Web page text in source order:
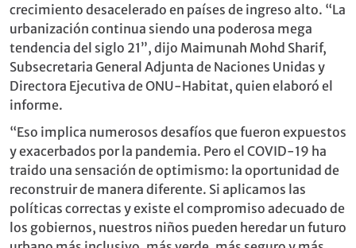
crecimiento desacelerado en países de ingreso alto. “La
urbanización continua siendo una poderosa mega
tendencia del siglo 21”, dijo Maimunah Mohd Sharif,
Subsecretaria General Adjunta de Naciones Unidas y
Directora Ejecutiva de ONU-Habitat, quien elaboró el
informe.
“Eso implica numerosos desafíos que fueron expuestos
y exacerbados por la pandemia. Pero el COVID-19 ha
traido una sensación de optimismo: la oportunidad de
reconstruir de manera diferente. Si aplicamos las
políticas correctas y existe el compromiso adecuado de
los gobiernos, nuestros niños pueden heredar un futuro